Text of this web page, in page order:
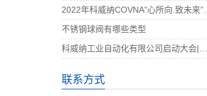
不锈钢球阀有哪些类型
联系方式